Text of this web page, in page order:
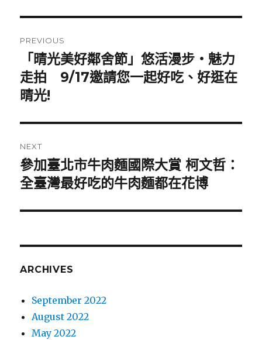
navigation
PREVIOUS
Previous
post:
「晴光美好鄰舍節」悠活漫步‧魅力
走拍 9/17邀請您一起好吃、好逛在
晴光!
NEXT
Next
post:
參加臺北市牛肉麵國際大賞 柯文哲：
全臺灣最好吃的牛肉麵都在花博
ARCHIVES
September 2022
August 2022
May 2022